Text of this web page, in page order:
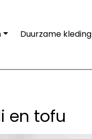
Duurzame kleding
en tofu